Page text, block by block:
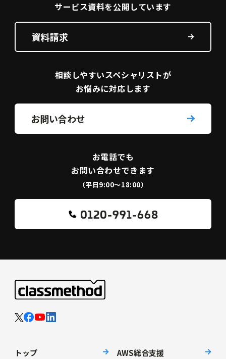
サービス資料を公開しています
資料請求
相談しやすいスペシャリストが
お悩みに対応します
お問い合わせ
お電話でも
お問い合わせできます
（平日9:00〜18:00）
0120-991-668
トップ AWS総合支援